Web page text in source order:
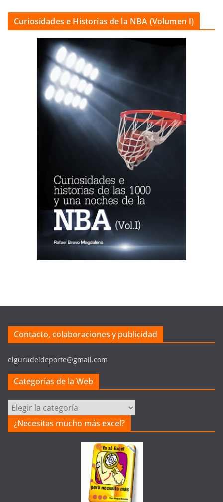
Curiosidades e Historias de la NBA (Volumen I)
Contacto, colaboraciones y publicidad
elgurudeldeporte@gmail.com
Categorías de la Web
Categorías
de
la
¿Necesitas mucho más excel?